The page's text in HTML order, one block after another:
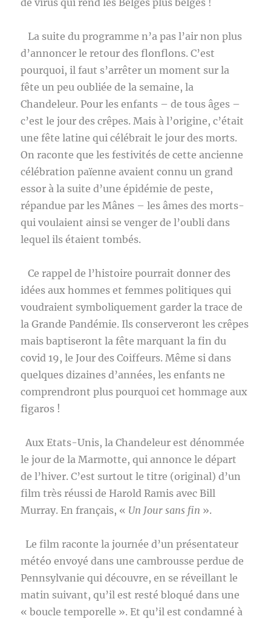
de virus qui rend les Belges plus belges !
La suite du programme n’a pas l’air non plus
d’annoncer le retour des flonflons. C’est
pourquoi, il faut s’arrêter un moment sur la
fête un peu oubliée de la semaine, la
Chandeleur. Pour les enfants – de tous âges –
c’est le jour des crêpes. Mais à l’origine, c’était
une fête latine qui célébrait le jour des morts.
On raconte que les festivités de cette ancienne
célébration païenne avaient connu un grand
essor à la suite d’une épidémie de peste,
répandue par les Mânes – les âmes des morts-
qui voulaient ainsi se venger de l’oubli dans
lequel ils étaient tombés.
Ce rappel de l’histoire pourrait donner des
idées aux hommes et femmes politiques qui
voudraient symboliquement garder la trace de
la Grande Pandémie. Ils conserveront les crêpes
mais baptiseront la fête marquant la fin du
covid 19, le Jour des Coiffeurs. Même si dans
quelques dizaines d’années, les enfants ne
comprendront plus pourquoi cet hommage aux
figaros !
Aux Etats-Unis, la Chandeleur est dénommée
le jour de la Marmotte, qui annonce le départ
de l’hiver. C’est surtout le titre (original) d’un
film très réussi de Harold Ramis avec Bill
Murray. En français, « Un Jour sans fin ».
Le film raconte la journée d’un présentateur
météo envoyé dans une cambrousse perdue de
Pennsylvanie qui découvre, en se réveillant le
matin suivant, qu’il est resté bloqué dans une
« boucle temporelle ». Et qu’il est condamné à